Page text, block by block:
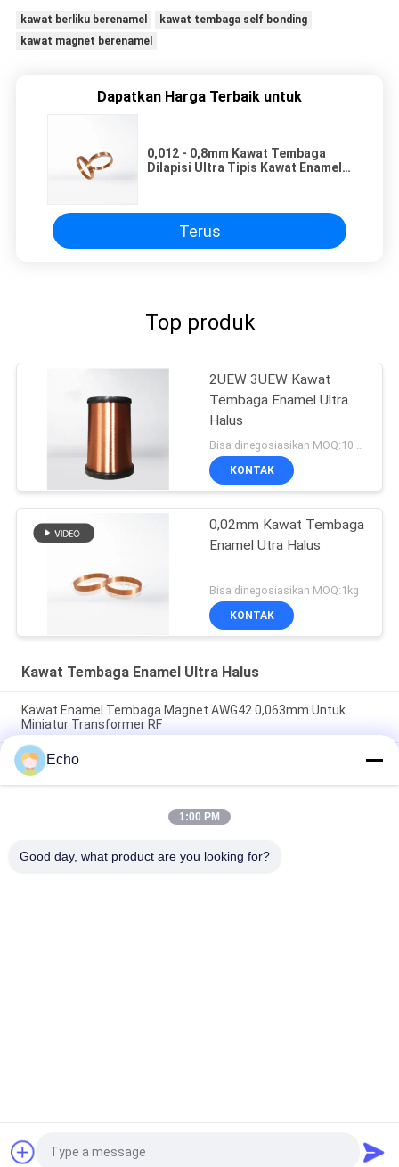
kawat berliku berenamel
kawat tembaga self bonding
kawat magnet berenamel
Dapatkan Harga Terbaik untuk
0,012 - 0,8mm Kawat Tembaga
Dilapisi Ultra Tipis Kawat Enamel
Terus
Top produk
2UEW 3UEW Kawat
Tembaga Enamel Ultra
Halus
Bisa dinegosiasikan MOQ:10 Kilogram/Kilogram
KONTAK
0,02mm Kawat Tembaga
Enamel Utra Halus
Bisa dinegosiasikan MOQ:1kg
KONTAK
Kawat Tembaga Enamel Ultra Halus
Kawat Enamel Tembaga Magnet AWG42 0,063mm Untuk
Miniatur Transformer RF
Kawat Tembaga Bulat Berenamel Poliuretan 0,06Mm
155°C/180°C untuk Padatan Terisolasi Tembaga Kemurnian
Tinggi
Kawat Magnet Tembaga Berenamel 0,032mm Untuk Sensor
Quote request suatu
Echo
1:00 PM
Good day, what product are you looking for?